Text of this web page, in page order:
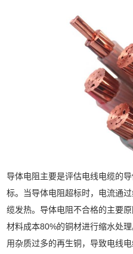
导体电阻主要是评估电线电缆的
标。当导体电阻超标时，电流通
缆发热。导体电阻不合格的主要
材料成本80%的铜材进行缩水处
用杂质过多的再生铜，导致电线